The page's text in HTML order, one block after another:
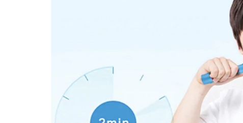
Ее яркий дизайн заинтересует каждого
занятие. Насадка, благодаря своему
повреждают хрупкую зубную эмаль и десна
ребенка. Доказано, что зубные щетки,
простые мануальные щетки. Кроме этого